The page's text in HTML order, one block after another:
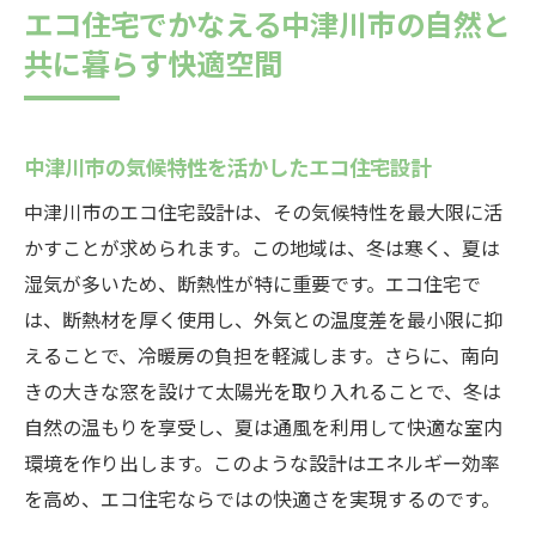
持続可能な住環境を目指したエコ住宅の工
夫
省エネ空調が実現するエコ住宅の新しいライフ
スタイル
効率的な空調システムで省エネルギーを達
成
最先端技術を駆使した空調の選び方
エコ住宅で快適な温度管理を実現する方法
省エネ空調がもたらす健康的な暮らし
エコ住宅における空調コスト削減の秘訣
新しいライフスタイルを支える空調技術
中津川市のエコ住宅で体感する持続可能な未来
エコ住宅でかなえる中津川市の自然と
共に暮らす快適空間
中津川市の気候特性を活かしたエコ住宅設計
中津川市のエコ住宅設計は、その気候特性を最大限に活
かすことが求められます。この地域は、冬は寒く、夏は
湿気が多いため、断熱性が特に重要です。エコ住宅で
は、断熱材を厚く使用し、外気との温度差を最小限に抑
えることで、冷暖房の負担を軽減します。さらに、南向
きの大きな窓を設けて太陽光を取り入れることで、冬は
自然の温もりを享受し、夏は通風を利用して快適な室内
環境を作り出します。このような設計はエネルギー効率
を高め、エコ住宅ならではの快適さを実現するのです。